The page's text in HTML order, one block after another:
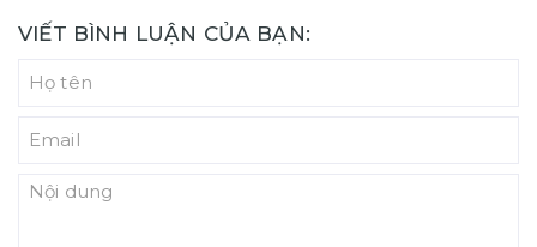
VIẾT BÌNH LUẬN CỦA BẠN: